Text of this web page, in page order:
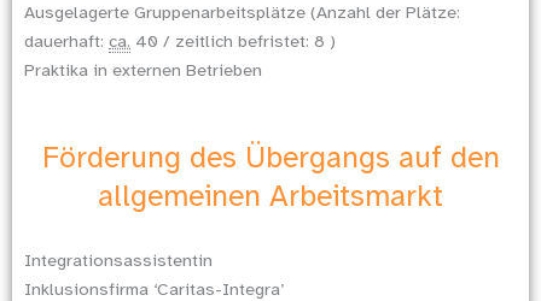
Ausgelagerte Gruppenarbeitsplätze (Anzahl der Plätze:
dauerhaft: ca. 40 / zeitlich befristet: 8 )
Praktika in externen Betrieben
Förderung des Übergangs auf den
allgemeinen Arbeitsmarkt
Integrationsassistentin
Inklusionsfirma ‘Caritas-Integra’